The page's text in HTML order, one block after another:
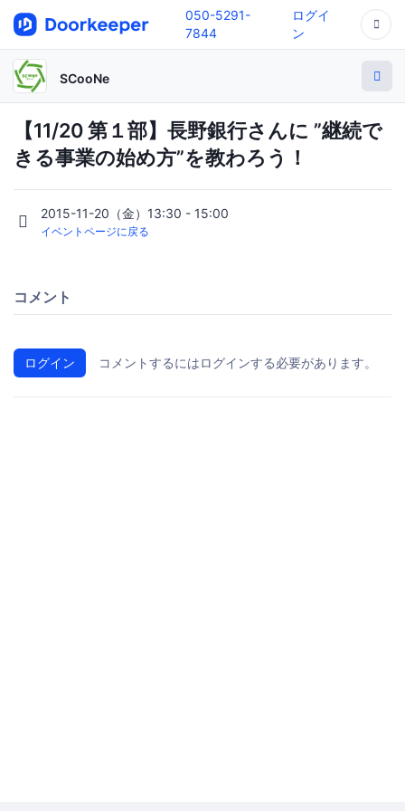
050-5291-
7844
ログイ
ン
SCooNe
【11/20 第１部】長野銀行さんに ”継続で
きる事業の始め方”を教わろう！
2015-11-20（金）13:30 - 15:00
イベントページに戻る
コメント
ログイン コメントするにはログインする必要があります。